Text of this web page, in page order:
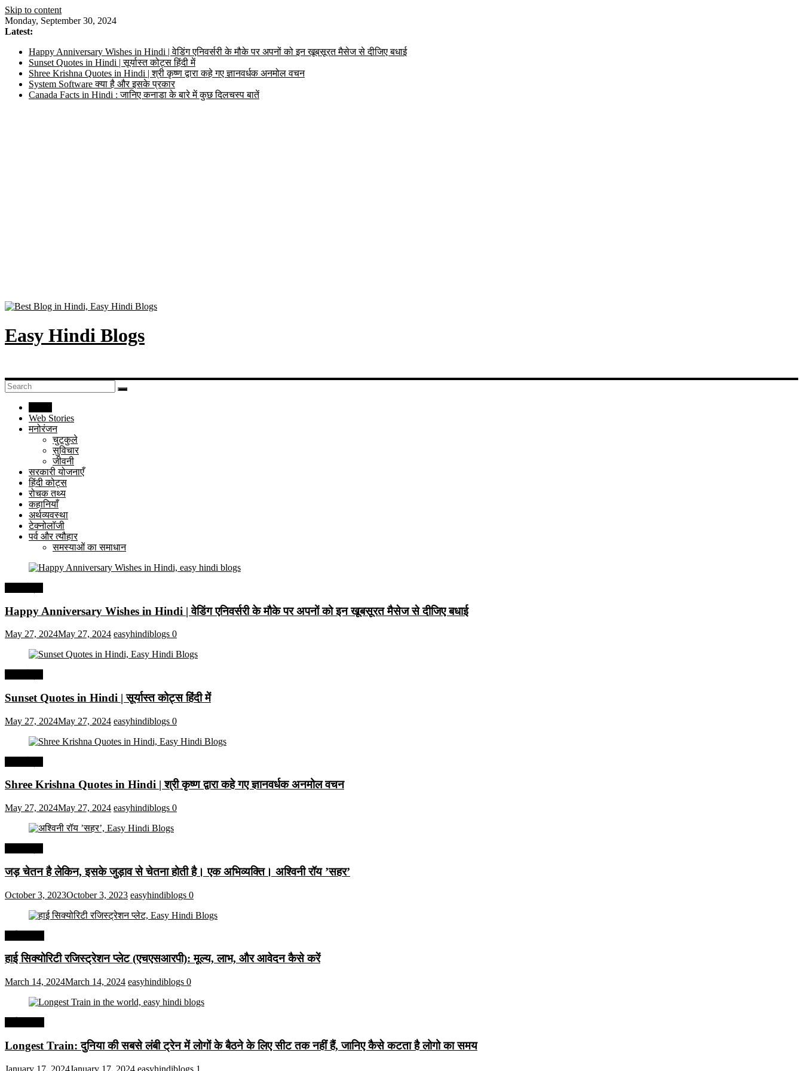
Skip to content
Monday, September 30, 2024
Latest:
Happy Anniversary Wishes in Hindi | वेडिंग एनिवर्सरी के मौके पर अपनों को इन खूबसूरत मैसेज से दीजिए बधाई
Sunset Quotes in Hindi | सूर्यास्त कोट्स हिंदी में
Shree Krishna Quotes in Hindi | श्री कृष्ण द्वारा कहे गए ज्ञानवर्धक अनमोल वचन
System Software क्या है और इसके प्रकार
Canada Facts in Hindi : जानिए कनाडा के बारे में कुछ दिलचस्प बातें
Easy Hindi Blogs
Web Stories
मनोरंजन
चुटकुले
सुविचार
जीवनी
सरकारी योजनाएँ
हिंदी कोट्स
रोचक तथ्य
कहानियाँ
अर्थव्यवस्था
टेक्नोलॉजी
पर्व और त्यौहार
समस्याओं का समाधान
Happy Anniversary Wishes in Hindi | वेडिंग एनिवर्सरी के मौके पर अपनों को इन खूबसूरत मैसेज से दीजिए बधाई
May 27, 2024May 27, 2024 easyhindiblogs 0
Sunset Quotes in Hindi | सूर्यास्त कोट्स हिंदी में
May 27, 2024May 27, 2024 easyhindiblogs 0
Shree Krishna Quotes in Hindi | श्री कृष्ण द्वारा कहे गए ज्ञानवर्धक अनमोल वचन
May 27, 2024May 27, 2024 easyhindiblogs 0
जड़ चेतन है लेकिन, इसके जुड़ाव से चेतना होती है। एक अभिव्यक्ति। अश्विनी रॉय ’सहर’
October 3, 2023October 3, 2023 easyhindiblogs 0
हाई सिक्योरिटी रजिस्ट्रेशन प्लेट (एचएसआरपी): मूल्य, लाभ, और आवेदन कैसे करें
March 14, 2024March 14, 2024 easyhindiblogs 0
Longest Train: दुनिया की सबसे लंबी ट्रेन में लोगों के बैठने के लिए सीट तक ​​नहीं हैं, जानिए कैसे कटता है लोगो का समय
January 17, 2024January 17, 2024 easyhindiblogs 1